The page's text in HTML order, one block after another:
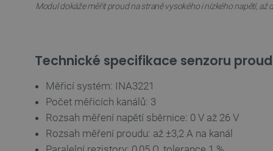
Modul dokáže měřit proud na straně vysokého i nízkého napětí, až
Technické specifikace senzoru
Měřicí systém: INA3221
Počet měřicích kanálů: 3
Rozsah měření napětí sběrnice: 0 V až 26 V
Rozsah měření proudu: až ±3,2 A na kanál
Název
cartSkuToUrl